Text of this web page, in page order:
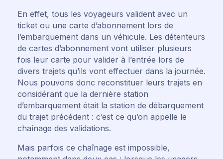
En effet, tous les voyageurs valident avec un
ticket ou une carte d’abonnement lors de
l’embarquement dans un véhicule. Les détenteurs
de cartes d’abonnement vont utiliser plusieurs
fois leur carte pour valider à l’entrée lors de
divers trajets qu’ils vont effectuer dans la journée.
Nous pouvons donc reconstituer leurs trajets en
considérant que la dernière station
d’embarquement était la station de débarquement
du trajet précédent : c’est ce qu’on appelle le
chaînage des validations.
Mais parfois ce chaînage est impossible,